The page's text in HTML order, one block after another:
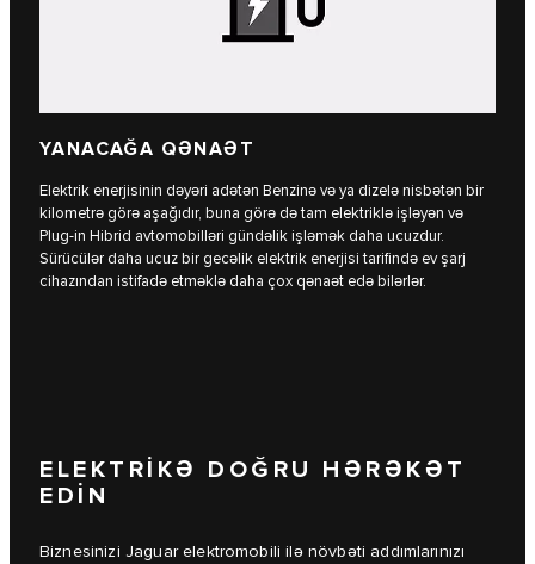
YANACAĞA QƏNAƏT
Elektrik enerjisinin dəyəri adətən Benzinə və ya dizelə nisbətən bir
kilometrə görə aşağıdır, buna görə də tam elektriklə işləyən və
Plug-in Hibrid avtomobilləri gündəlik işləmək daha ucuzdur.
Sürücülər daha ucuz bir gecəlik elektrik enerjisi tarifində ev şarj
cihazından istifadə etməklə daha çox qənaət edə bilərlər.
ELEKTRİKƏ DOĞRU HƏRƏKƏT
EDİN
Biznesinizi Jaguar elektromobili ilə növbəti addımlarınızı